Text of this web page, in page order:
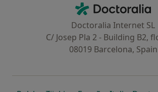
Doctoralia -
Doctoralia Internet SL
C/ Josep Pla 2 - Building B2,
08019 Barcelona, Spain